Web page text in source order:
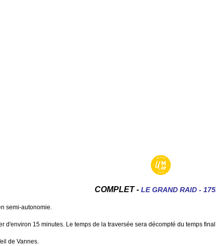
COMPLET - LE GRAND RAID -
semi-autonomie.
15 minutes. Le temps de la traversée sera décompté du temps
de Vannes.